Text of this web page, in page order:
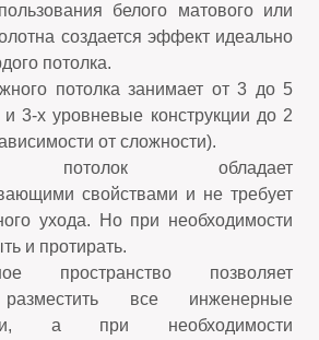
белого матового или
создается эффект идеально
потолка.
потолка занимает от 3 до 5
и 3-х уровневые конструкции до 2
от сложности).
потолок обладает
свойствами и не требует
ухода. Но при необходимости
и протирать.
пространство позволяет
разместить все инженерные
а при необходимости